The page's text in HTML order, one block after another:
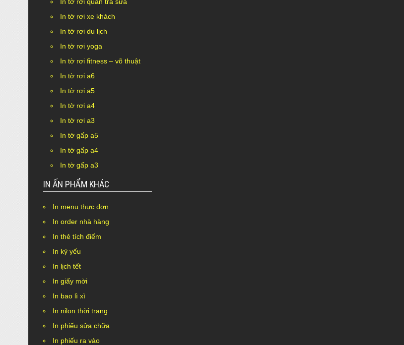
In tờ rơi xe khách
In tờ rơi du lịch
In tờ rơi yoga
In tờ rơi fitness – võ thuật
In tờ rơi a6
In tờ rơi a5
In tờ rơi a4
In tờ rơi a3
In tờ gấp a5
In tờ gấp a4
In tờ gấp a3
IN ẤN PHẨM KHÁC
In menu thực đơn
In order nhà hàng
In thẻ tích điểm
In kỷ yếu
In lịch tết
In giấy mời
In bao lì xì
In nilon thời trang
In phiếu sửa chữa
In phiếu ra vào